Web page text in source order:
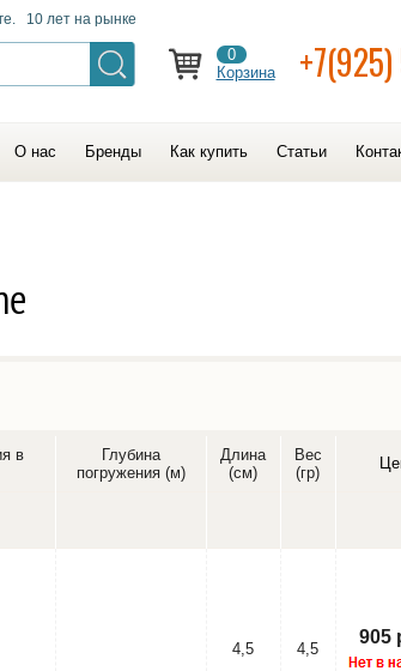
10 лет на рынке
0
Корзина
О нас Бренды Как купить Статьи
в
Глубина
погружения (м)
Длина
(см)
Вес
(гр)
4,5 4,5
905